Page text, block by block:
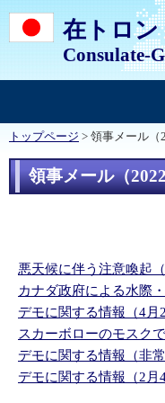
在トロン
Consulate-
トップページ > 領事メール（
領事メール（
悪天候に伴う注意喚起
カナダ政府による水際
デモに関する情報（4月
スカーボローのモスク
デモに関する情報（非
デモに関する情報（2月